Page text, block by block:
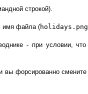
строкой).
имя файла (holidays.png
- при условии,
вы форсированно